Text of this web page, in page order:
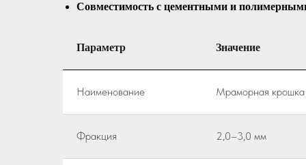
Совместимость с цементными и
Параметр Значение
Наименование Мраморная крошка
Фракция 2,0–3,0 мм